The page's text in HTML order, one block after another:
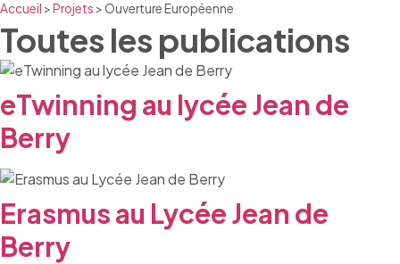
Accueil >Projets > Ouverture Européenne
Toutes les publications
eTwinning au lycée Jean de
Berry
Erasmus au Lycée Jean de
Berry